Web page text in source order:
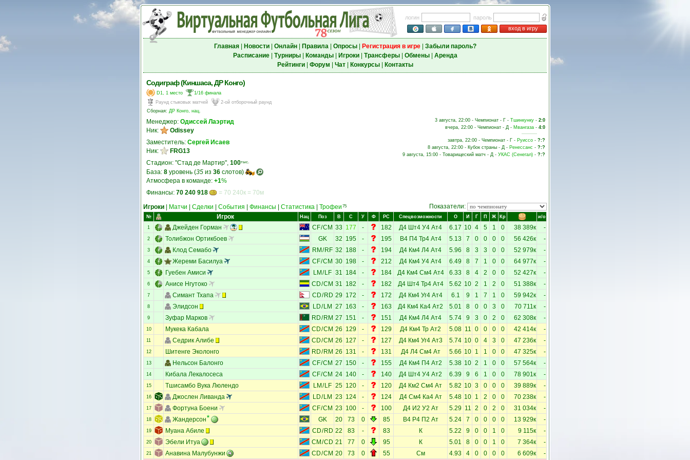
логин
пароль
вход в игру
Главная| Новости| Онлайн| Правила| Опросы| Регистрация в игре| Забыли пароль?
Расписание| Турниры| Команды| Игроки| Трансферы| Обмены| Аренда
Рейтинги| Форум Чат| Конкурсы| Контакты
Содиграф (Киншаса, ДР Конго)
D1, 1 место
1/16 финала
Раунд стыковых матчей
2-ой отборочный раунд
Сборная: ДР Конго, нац.
Менеджер: Одиссей Лаэртид
Ник:
Odissey
Заместитель: Сергей Исаев
Ник:
FRG13
Стадион: "Стад де Мартир", 100тыс.
База: 8 уровень (35 из 36 слотов)
Атмосфера в команде: +1%
Финансы: 70 240 918 = 70 240к = 70м
3 августа, 22:00 - Чемпионат - Г - Тшинкунку - 2:0
вчера, 22:00 - Чемпионат - Д - Мвангаза - 4:0
завтра, 22:00 - Чемпионат - Г - Руиссо - ?:?
8 августа, 22:00 - Кубок страны - Д - Ренессанс - ?:?
9 августа, 15:00 - Товарищеский матч - Д - УКАС (Сенегал) - ?:?
Игроки Матчи Сделки События Финансы Статистика Трофеи 75 Показатели:
№ Игрок Нац Поз В С У Ф РС Спецвозможности О И Г П Ж Кр и/о
1 Джейден Горман CF/CM 33 177 - 182 Д4 Шт4 У4 Ат4 6.17 10 4 5 1 0 38 389к -
2 Толибжон Ортикбоев GK 32 195 - 195 В4 П4 Тр4 Ат4 5.13 7 0 0 0 0 56 426к -
3 Клод Семабо RM / RF 32 188 - 194 Д4 Км4 Л4 Ат4 5.96 8 3 3 0 0 52 979к -
4 Жереми Басилуа CF/CM 30 198 - 212 Д4 Км4 У4 Ат4 6.49 8 7 1 0 0 64 977к -
5 Гуебен Амиси LM / LF 31 184 - 184 Д4 Км4 См4 Ат4 6.33 8 4 2 0 0 52 427к -
6 Анисе Нгутоко CD/CM 31 182 - 182 Д4 Шт4 Тр4 Ат4 5.62 10 2 1 2 0 51 388к -
7 Симант Тхапа CD/RD 29 172 - 172 Д4 Км4 Уг4 Ат4 6.1 9 1 7 1 0 59 942к -
8 Элидсон LD/ LM 27 163 - 163 Д4 Км4 Ка4 Ат2 5.01 8 0 0 3 0 70 711к -
9 Зуфар Марков RD/ RM 27 151 - 151 Д4 Км4 Л4 Ат4 5.74 9 3 0 2 0 62 308к -
10 Мукека Кабала CD/CM 26 129 - 129 Д4 Км4 Тр Ат2 5.08 11 0 0 0 0 42 414к -
11 Седрик Алибе CD/CM 26 127 - 127 Д4 Км4 Уг4 Ат3 5.74 10 0 4 3 0 47 236к -
12 Шитенге Эколонго RD/ RM 26 131 - 131 Д4 Л4 См4 Ат 5.66 10 1 1 0 0 47 325к -
13 Нельсон Балонго CF/CM 27 150 - 155 Д4 Км4 П4 Ат2 5.38 10 2 1 0 0 57 564к -
14 Кибала Лекалосеса CF/CM 24 140 - 140 Д4 Шт4 У4 Ат2 6.39 9 6 1 0 0 78 901к -
15 Тшисамбо Вука Люлендо LM / LF 25 120 - 120 Д4 Км2 См4 Ат 5.82 10 3 0 0 0 39 889к -
16 Джослен Ливанда LD/ LM 23 124 - 124 Д4 См4 Ка4 Ат 5.48 10 1 2 0 0 70 238к -
17 Фортуна Боени CF/CM 23 100 - 100 Д4 И2 У2 Ат 5.29 11 2 0 2 0 31 034к -
18 Жандерсон GK 20 73 0 85 В4 Р4 П2 Ат 5.24 7 0 0 0 0 13 929к -
19 Муана Абиле CD/RD 22 83 - 83 К 5.22 9 0 0 1 0 9 115к -
20 Эбели Итуа CM /CD 21 77 0 95 К 5.01 8 0 0 1 0 7 364к -
21 Анавина Малубунжи CD/CM 20 73 0 55 См 4.93 4 0 0 0 0 6 609к -